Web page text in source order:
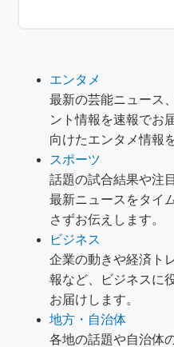
エンタメ
最新の芸能ニュース
ント情報を速報でお
向けたエンタメ情報
スポーツ
話題の試合結果や注
最新ニュースをタイ
さずお伝えします。
ビジネス
企業の動きや経済ト
報など、ビジネスに
お届けします。
地方・自治体
各地の話題や自治体